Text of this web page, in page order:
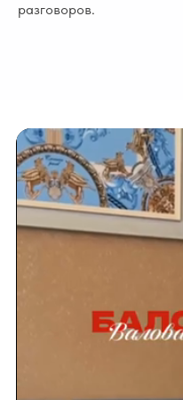
разговоров.